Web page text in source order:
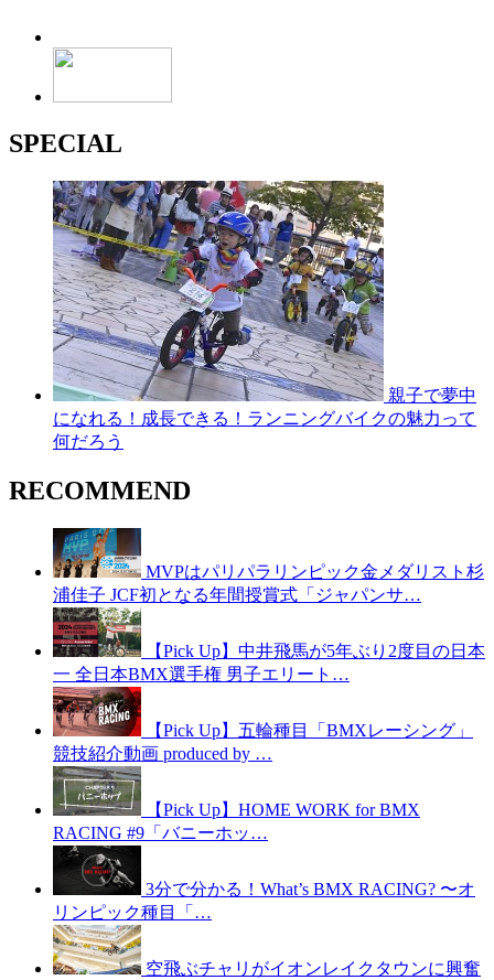
SPECIAL
親子で夢中
になれる！成長できる！ランニングバイクの魅力って
何だろう
RECOMMEND
MVPはパリパラリンピック金メダリスト杉
浦佳子 JCF初となる年間授賞式「ジャパンサ…
【Pick Up】中井飛馬が5年ぶり2度目の日本
一 全日本BMX選手権 男子エリート…
【Pick Up】五輪種目「BMXレーシング」
競技紹介動画 produced by …
【Pick Up】HOME WORK for BMX
RACING #9「バニーホッ…
3分で分かる！What’s BMX RACING? 〜オ
リンピック種目「…
空飛ぶチャリがイオンレイクタウンに興奮